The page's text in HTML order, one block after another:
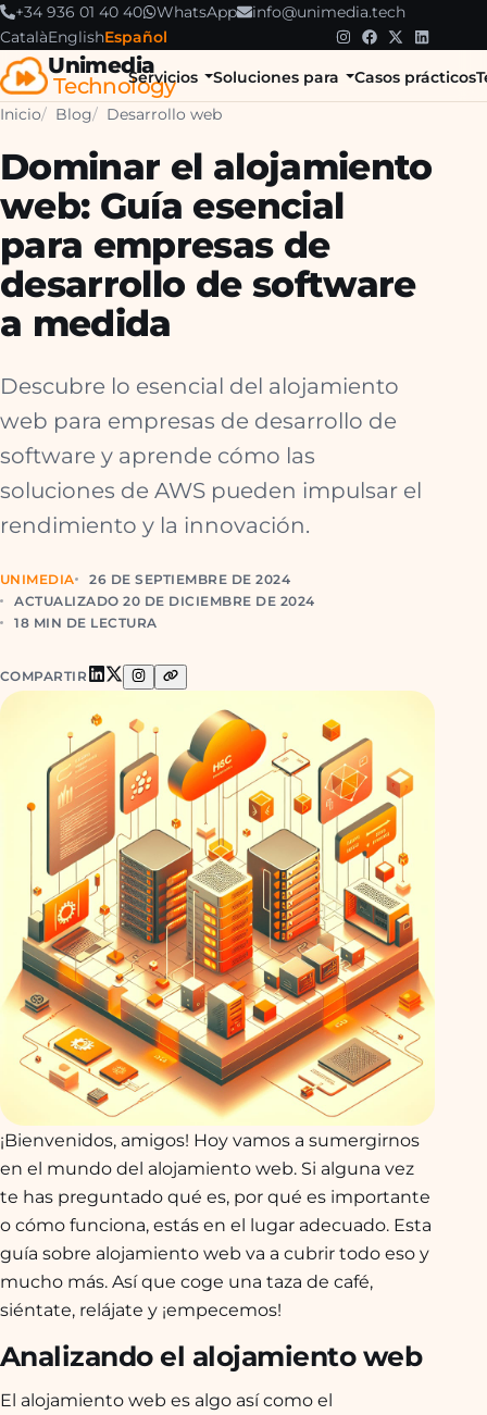
+34 936 01 40 40 WhatsApp
info@unimedia.tech
CatalàEnglishEspañol
Unimedia
Technology
Servicios Soluciones para Casos prácticos
Inicio Blog Desarrollo web
Dominar el alojamiento
web: Guía esencial
para empresas de
desarrollo de software
a medida
Descubre lo esencial del alojamiento
web para empresas de desarrollo de
software y aprende cómo las
soluciones de AWS pueden impulsar el
rendimiento y la innovación.
UNIMEDIA
26 DE SEPTIEMBRE DE 2024
ACTUALIZADO 20 DE DICIEMBRE DE 2024
18 MIN DE LECTURA
COMPARTIR
¡Bienvenidos, amigos! Hoy vamos a sumergirnos
en el mundo del alojamiento web. Si alguna vez
te has preguntado qué es, por qué es importante
o cómo funciona, estás en el lugar adecuado. Esta
guía sobre alojamiento web va a cubrir todo eso y
mucho más. Así que coge una taza de café,
siéntate, relájate y ¡empecemos!
Analizando el alojamiento web
El alojamiento web es algo así como el